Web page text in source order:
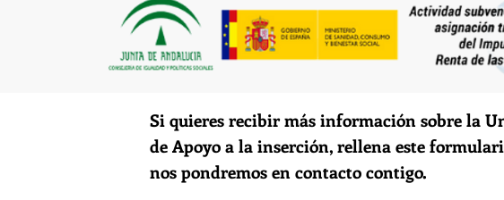
Si quieres recibir más información sobre la
de Apoyo a la inserción, rellena este
nos pondremos en contacto contigo.